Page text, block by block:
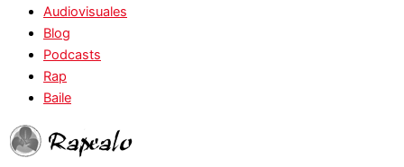
Audiovisuales
Blog
Podcasts
Rap
Baile